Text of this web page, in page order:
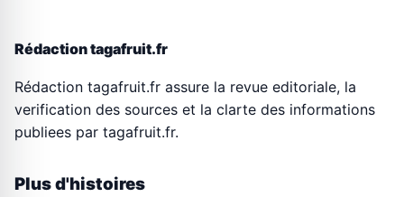
Rédaction tagafruit.fr
Rédaction tagafruit.fr assure la revue editoriale, la
verification des sources et la clarte des informations
publiees par tagafruit.fr.
Plus d'histoires